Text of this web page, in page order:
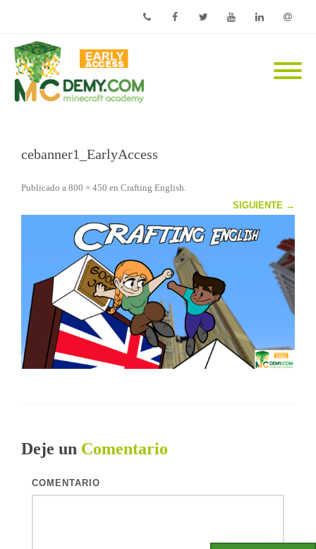
cebanner1_EarlyAccess
Publicado a 800 × 450 en Crafting English
SIGUIENTE →
Deje un Comentario
COMENTARIO